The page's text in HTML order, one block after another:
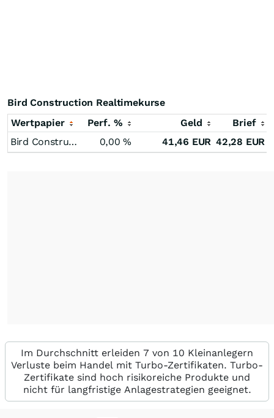
Bird Construction Realtimekurse
Wertpapier
Perf. % Geld
Brief
Bird Construction
0,00% 41,46 EUR 42,28 EUR
Im Durchschnitt erleiden 7 von 10 Kleinanlegern
Verluste beim Handel mit Turbo-Zertifikaten. Turbo-
Zertifikate sind hoch risikoreiche Produkte und
nicht für langfristige Anlagestrategien geeignet.